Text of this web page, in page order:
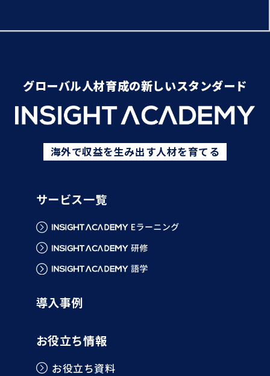
グローバル人材育成の新しいスタンダード
海外で収益を生み出す人材を育てる
サービス一覧
導入事例
お役立ち情報
お役立ち資料